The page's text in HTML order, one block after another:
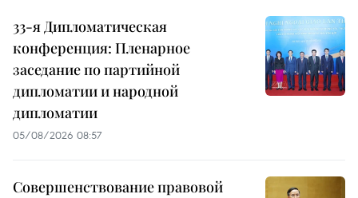
33-я Дипломатическая
конференция: Пленарное
заседание по партийной
дипломатии и народной
дипломатии
05/08/2026 08:57
Совершенствование правовой